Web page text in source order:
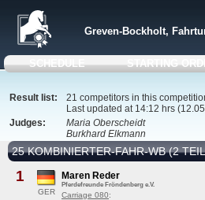
Greven-Bockholt,
SCHEDULE STARTING
Result list:
21 competitors in this
Last updated at 14:12 hrs
Judges:
Maria Oberscheidt
Burkhard Elkmann
25 KOMBINIERTER-FAHR-WB (2
1
GER
Maren Reder
Pferdefreunde Fröndenberg e.V.
Carriage 080: